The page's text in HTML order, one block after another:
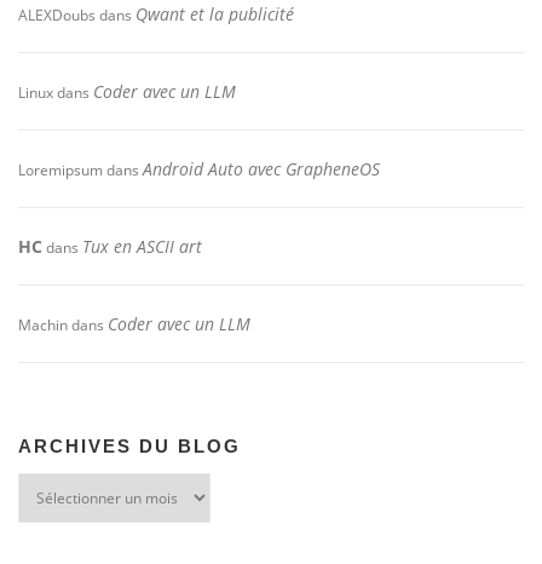
ALEXDoubs dans Qwant et la publicité
Linuxdans Coder avec un LLM
LoremipsumdansAndroid Auto avec GrapheneOS
HC dans Tux en ASCII art
Machindans Coder avec un LLM
ARCHIVES DU BLOG